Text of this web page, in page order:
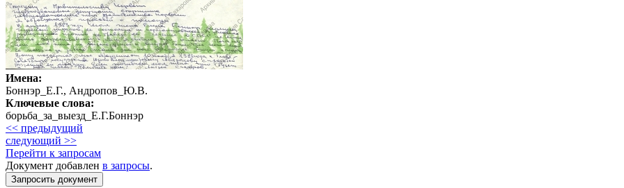
Имена:
Боннэр_Е.Г., Андропов_Ю.В.
Ключевые слова:
борьба_за_выезд_Е.Г.Боннэр
<< предыдущий
следующий >>
Перейти к запросам
Документ добавлен в запросы.